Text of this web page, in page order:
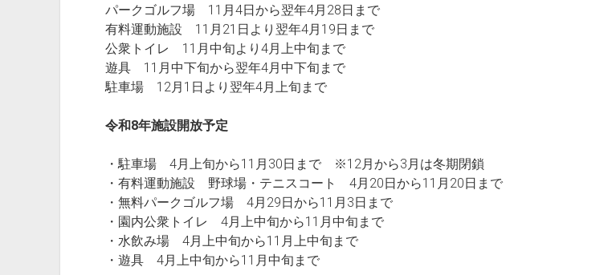
パークゴルフ場 11月4日から翌年4月28日まで
有料運動施設 11月21日より翌年4月19日まで
公衆トイレ 11月中旬より4月上中旬まで
遊具 11月中下旬から翌年4月中下旬まで
駐車場 12月1日より翌年4月上旬まで
令和8年施設開放予定
・駐車場 4月上旬から11月30日まで ※12月から3月は冬期閉鎖
・有料運動施設 野球場・テニスコート 4月20日から11月20日まで
・無料パークゴルフ場 4月29日から11月3日まで
・園内公衆トイレ 4月上中旬から11月中旬まで
・水飲み場 4月上中旬から11月上中旬まで
・遊具 4月上中旬から11月中旬まで